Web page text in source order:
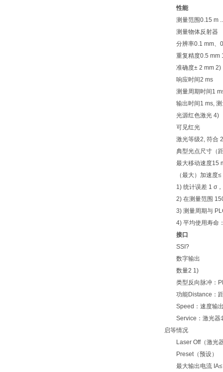
性能
测量范围0.15 m ...
测量物体反射器
分辨率0.1 mm、
重复精度0.5 mm
准确度± 2 mm 2)
响应时间2 ms
测量周期时间1
输出时间1 ms, 测
光源红色激光 4)
可见红光
激光等级2, 符合 21
典型光点尺寸（距
最大移动速度15
（最大）加速度≤
1) 统计误差 1 σ，
2) 在测量范围 150
3) 测量周期与
4) 平均使用寿命：
接口
SSI?
数字输出
数量2 1)
类型反向脉冲：
功能Distance：距
Speed：速度输
Service：激光器老
启等情况
Laser Off（激光
Preset（预设）
最大输出电流 IA≤